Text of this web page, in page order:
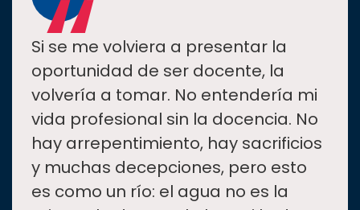
“
Si se me volviera a presentar la
oportunidad de ser docente, la
volvería a tomar. No entendería mi
vida profesional sin la docencia. No
hay arrepentimiento, hay sacrificios
y muchas decepciones, pero esto
es como un río: el agua no es la